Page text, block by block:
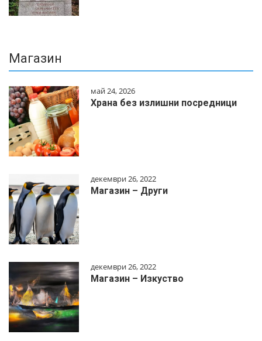
Магазин
май 24, 2026
Храна без излишни посредници
декември 26, 2022
Магазин – Други
декември 26, 2022
Магазин – Изкуство